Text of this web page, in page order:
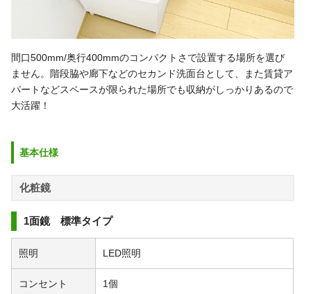
間口500mm/奥行400mmのコンパクトさで設置する場所を選び
ません。階段脇や廊下などのセカンド洗面台として、また賃貸ア
パートなどスペースが限られた場所でも収納がしっかりあるので
大活躍！
基本仕様
化粧鏡
1面鏡 標準タイプ
照明 LED照明
コンセント 1個